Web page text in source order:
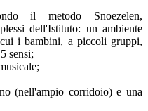
il metodo Snoezelen,
dell'Istituto: un ambiente
i bambini, a piccoli gruppi,
sensi;
(nell'ampio corridoio) e una